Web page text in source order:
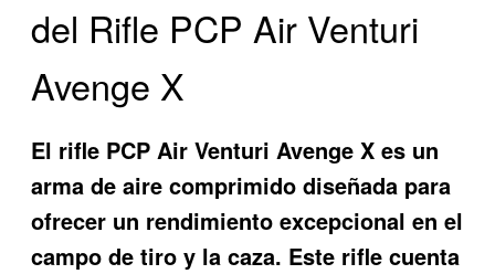
del Rifle PCP Air Venturi
Avenge X
El rifle PCP Air Venturi Avenge X es un
arma de aire comprimido diseñada para
ofrecer un rendimiento excepcional en el
campo de tiro y la caza. Este rifle cuenta